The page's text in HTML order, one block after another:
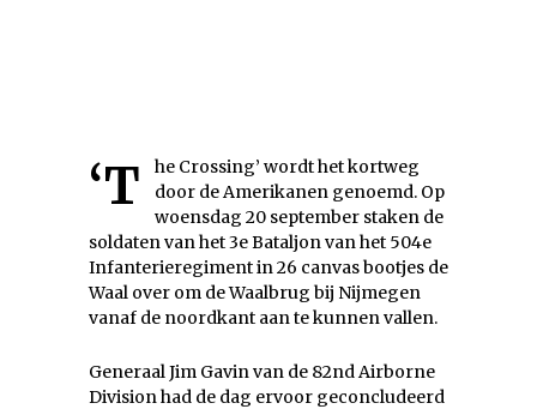
‘The Crossing’ wordt het kortweg
door de Amerikanen genoemd. Op
woensdag 20 september staken de
soldaten van het 3e Bataljon van het 504e
Infanterieregiment in 26 canvas bootjes de
Waal over om de Waalbrug bij Nijmegen
vanaf de noordkant aan te kunnen vallen.
Generaal Jim Gavin van de 82nd Airborne
Division had de dag ervoor geconcludeerd